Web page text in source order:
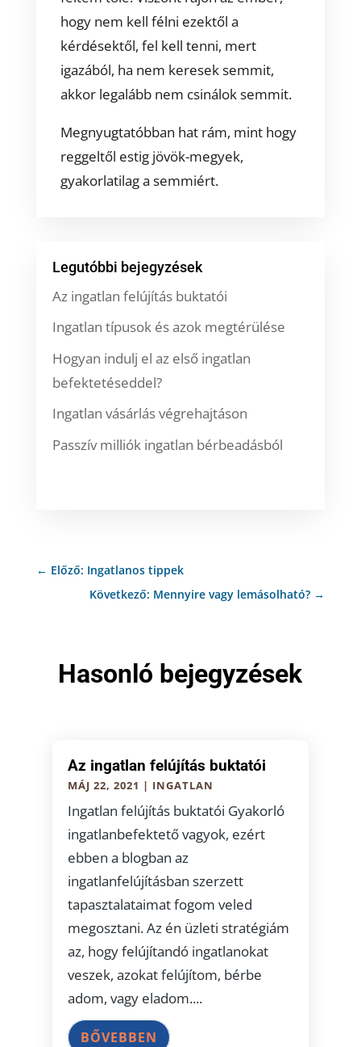
hogy nem kell félni ezektől a
kérdésektől, fel kell tenni, mert
igazából, ha nem keresek semmit,
akkor legalább nem csinálok semmit.
Megnyugtatóbban hat rám, mint hogy
reggeltől estig jövök-megyek,
gyakorlatilag a semmiért.
Legutóbbi bejegyzések
Az ingatlan felújítás buktatói
Ingatlan típusok és azok megtérülése
Hogyan indulj el az első ingatlan
befektetéseddel?
Ingatlan vásárlás végrehajtáson
Passzív milliók ingatlan bérbeadásból
← Előző: Ingatlanos tippek
Következő: Mennyire vagy lemásolható? →
Hasonló bejegyzések
Az ingatlan felújítás buktatói
MÁJ 22, 2021 | INGATLAN
Ingatlan felújítás buktatói Gyakorló
ingatlanbefektető vagyok, ezért
ebben a blogban az
ingatlanfelújításban szerzett
tapasztalataimat fogom veled
megosztani. Az én üzleti stratégiám
az, hogy felújítandó ingatlanokat
veszek, azokat felújítom, bérbe
adom, vagy eladom....
BŐVEBBEN